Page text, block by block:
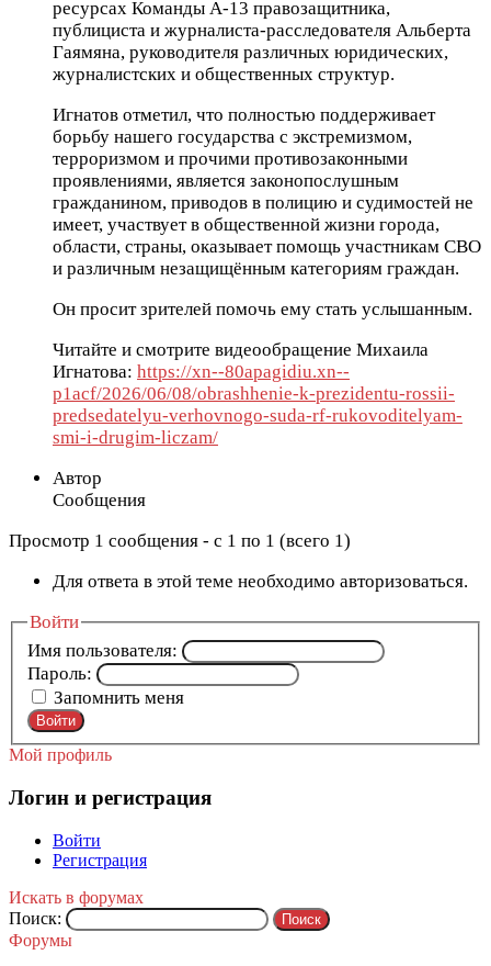
ресурсах Команды А-13 правозащитника,
публициста и журналиста-расследователя Альберта
Гаямяна, руководителя различных юридических,
журналистских и общественных структур.
Игнатов отметил, что полностью поддерживает
борьбу нашего государства с экстремизмом,
терроризмом и прочими противозаконными
проявлениями, является законопослушным
гражданином, приводов в полицию и судимостей не
имеет, участвует в общественной жизни города,
области, страны, оказывает помощь участникам СВО
и различным незащищённым категориям граждан.
Он просит зрителей помочь ему стать услышанным.
Читайте и смотрите видеообращение Михаила
Игнатова: https://xn--80apagidiu.xn--
p1acf/2026/06/08/obrashhenie-k-prezidentu-rossii-
predsedatelyu-verhovnogo-suda-rf-rukovoditelyam-
smi-i-drugim-liczam/
Автор
Сообщения
Просмотр 1 сообщения - с 1 по 1 (всего 1)
Для ответа в этой теме необходимо авторизоваться.
Войти
Имя пользователя:
Пароль:
Запомнить меня
Войти
Мой профиль
Логин и регистрация
Войти
Регистрация
Искать в форумах
Поиск:
Форумы